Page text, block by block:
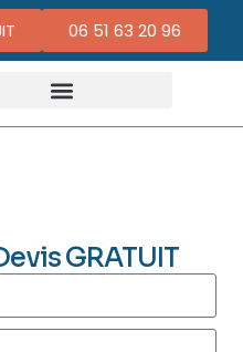
06 51 63 20 96
GRATUIT